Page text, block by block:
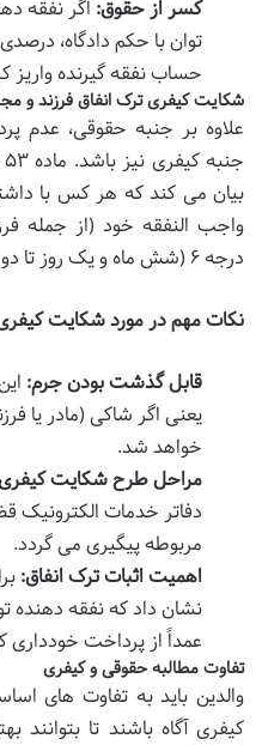
کسر از حقوق: اگر نفقه
توان با حکم دادگاه،
حساب نفقه گیرنده واریز
شکایت کیفری ترک انفاق فرزند و
علاوه بر جنبه حقوقی، عدم
بیان می کند که هر کس با
واجب النفقه خود (از جمله
درجه ۶ (شش ماه و یک روز تا دو سال) محکوم می شود.
نکات مهم در مورد شکایت
قابل گذشت بودن جرم:
یعنی اگر شاکی (مادر یا
خواهد شد.
مراحل طرح شکایت
دفاتر خدمات الکترونیک
مربوطه پیگیری می گردد.
اهمیت اثبات ترک انفاق:
نشان داد که نفقه دهنده
عمداً از پرداخت
تفاوت مطالبه حقوقی و کیفری
والدین باید به تفاوت های
کیفری آگاه باشند تا بتوانند